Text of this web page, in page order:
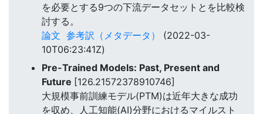
を必要とする9つの下流データセットとを比較検
討する。
論文 参考訳（メタデータ）
(2022-03-
10T06:23:41Z)
Pre-Trained Models: Past, Present and
Future [126.21572378910746]
大規模事前訓練モデル(PTM)は近年大きな成功
を収め、人工知能(AI)分野におけるマイルスト